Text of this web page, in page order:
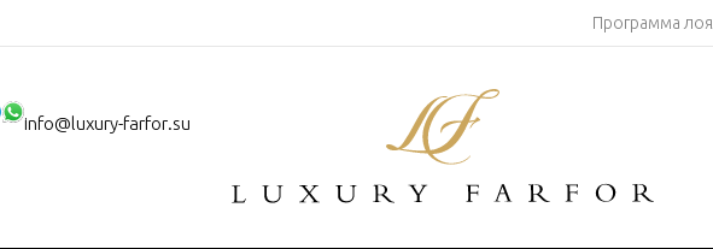
Программа
info@luxury-farfor.su